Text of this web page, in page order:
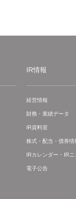
IR情報
経営情報
財務・業績データ
IR資料室
株式・配当・債券情
IRカレンダー・IRニ
電子公告